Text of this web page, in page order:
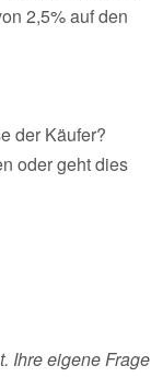
2,5% auf den
der Käufer?
oder geht dies
Ihre eigene Frage